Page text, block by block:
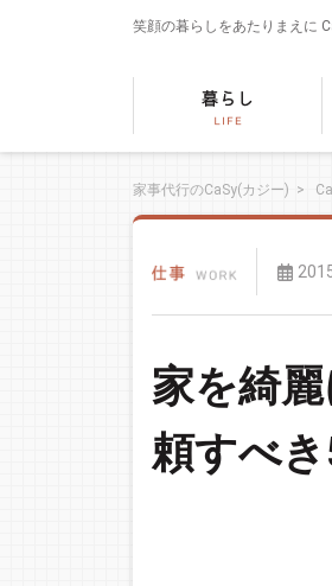
笑顔の暮らしをあたりまえに
家事代行のCaSy(カジー) >
家を綺
頼すべ